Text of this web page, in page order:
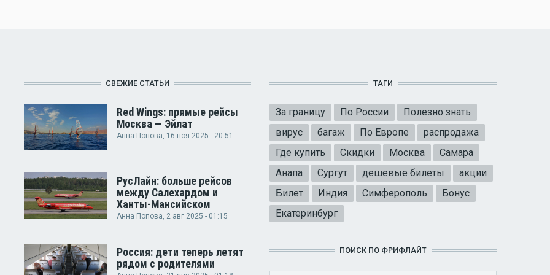
СВЕЖИЕ СТАТЬИ
Red Wings: прямые рейсы
Москва — Эйлат
Анна Попова, 16 ноя 2025 - 20:51
РусЛайн: больше рейсов
между Салехардом и
Ханты-Мансийском
Анна Попова, 2 авг 2025 - 01:15
Россия: дети теперь летят
рядом с родителями
ТАГИ
За границу По России
Полезно знать
вирус
багаж По Европе
распродажа
Где купить
Скидки Москва
Самара
Анапа
Сургут дешевые билеты
акции
Билет
Индия Симферополь
Бонус
Екатеринбург
ПОИСК ПО ФРИФЛАЙТ